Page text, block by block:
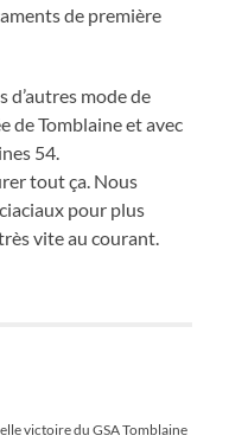
de première
d’autres mode de
de Tomblaine et avec
54.
tout ça. Nous
pour plus
vite au courant.
victoire du GSA Tomblaine